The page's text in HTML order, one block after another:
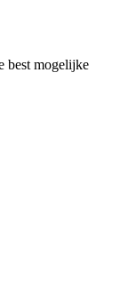
best mogelijke